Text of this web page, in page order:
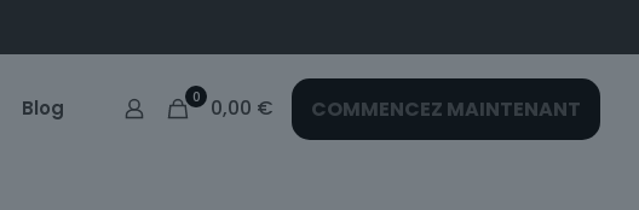
Blog 0 0,00 € COMMENCEZ MAINTENANT